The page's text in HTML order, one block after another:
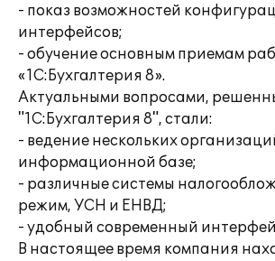
- показ возможностей
интерфейсов;
- обучение основным приемам
«1С:Бухгалтерия 8».
Актуальными вопросами,
"1С:Бухгалтерия 8", стали:
- ведение нескольких
информационной базе;
- различные системы
режим, УСН и ЕНВД;
- удобный современный
В настоящее время компания